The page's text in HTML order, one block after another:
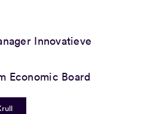
Innovatieve
Economic Board